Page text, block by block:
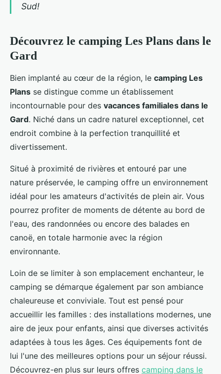
Sud!
Découvrez le camping Les Plans dans le
Gard
Bien implanté au cœur de la région, le camping Les
Plans se distingue comme un établissement
incontournable pour des vacances familiales dans le
Gard. Niché dans un cadre naturel exceptionnel, cet
endroit combine à la perfection tranquillité et
divertissement.
Situé à proximité de rivières et entouré par une
nature préservée, le camping offre un environnement
idéal pour les amateurs d'activités de plein air. Vous
pourrez profiter de moments de détente au bord de
l'eau, des randonnées ou encore des balades en
canoë, en totale harmonie avec la région
environnante.
Loin de se limiter à son emplacement enchanteur, le
camping se démarque également par son ambiance
chaleureuse et conviviale. Tout est pensé pour
accueillir les familles : des installations modernes, une
aire de jeux pour enfants, ainsi que diverses activités
adaptées à tous les âges. Ces équipements font de
lui l'une des meilleures options pour un séjour réussi.
Découvrez-en plus sur leurs offres camping dans le